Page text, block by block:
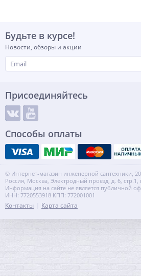
Будьте в курсе!
Новости, обзоры и акции
Присоединяйтесь
Способы оплаты
© Интернет-магазин инженерной сантехники,
Россия, Москва, Электродный проезд, д. 6,
Информация на сайте не является публичной
ИНН: 7720553918 КПП: 772001001
Контакты Карта сайта